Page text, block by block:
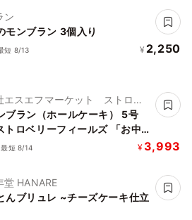
ン
モンブラン 3個入り
短 8/13 ¥ 2,250
エスエフマーケット ストロベ
ールズ
ブラン（ホールケーキ） 5号
〔特製モンブラン〕
最短 8/14 ¥ 3,993
堂 HANARE
んブリュレ ~チーズケーキ仕立